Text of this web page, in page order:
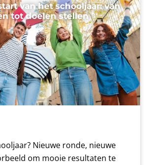
van het schooljaar: van
tot doelen stellen
Nieuwe ronde, nieuwe
om mooie resultaten te